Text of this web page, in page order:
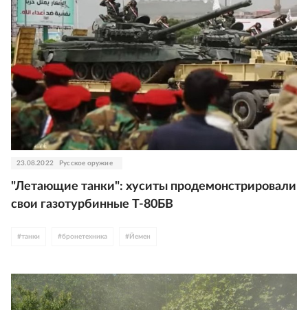
23.08.2022 Русское оружие
"Летающие танки": хуситы продемонстрировали
свои газотурбинные Т-80БВ
#танки #бронетехника # Йемен